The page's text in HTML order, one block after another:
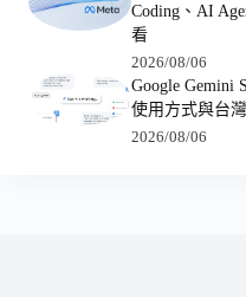
Coding、AI
看
2026/08/06
Google Gemini
使用方式與台
2026/08/06